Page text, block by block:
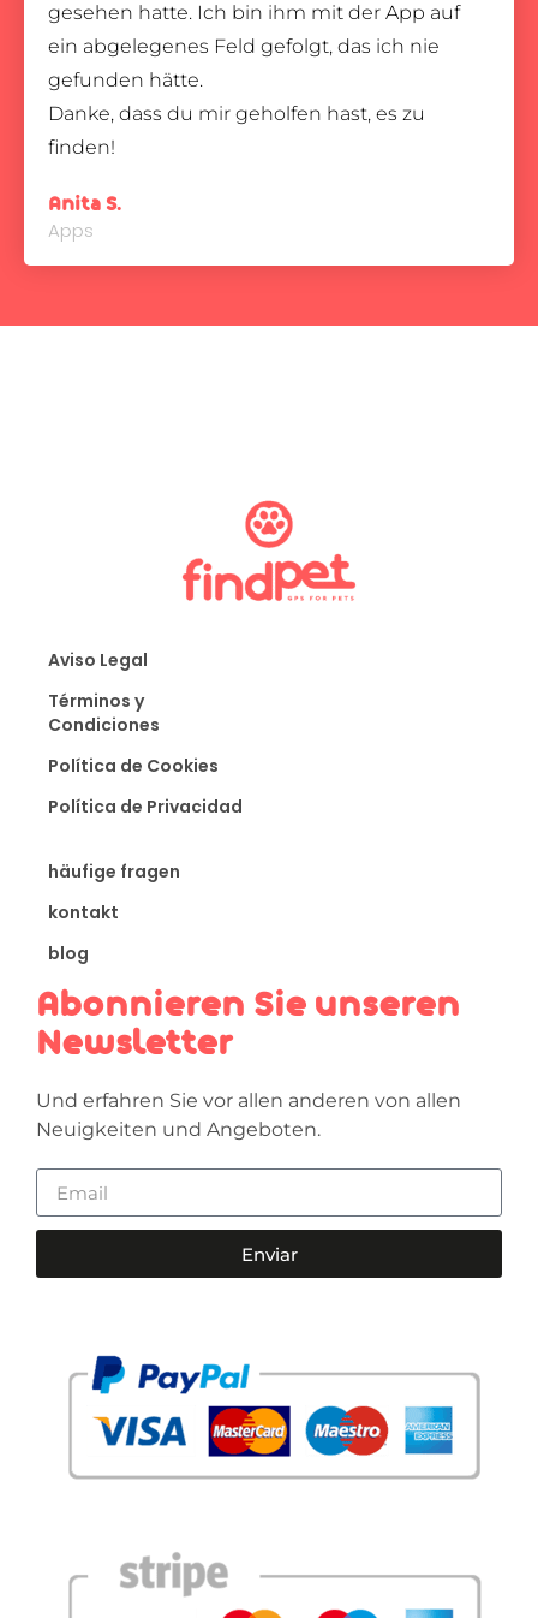
gesehen hatte. Ich bin ihm mit der App auf
ein abgelegenes Feld gefolgt, das ich nie
gefunden hätte.
Danke, dass du mir geholfen hast, es zu
finden!
Anita S.
Apps
Aviso Legal
Términos y
Condiciones
Política de Cookies
Política de Privacidad
häufige fragen
kontakt
blog
Abonnieren Sie unseren
Newsletter
Und erfahren Sie vor allen anderen von allen
Neuigkeiten und Angeboten.
Enviar